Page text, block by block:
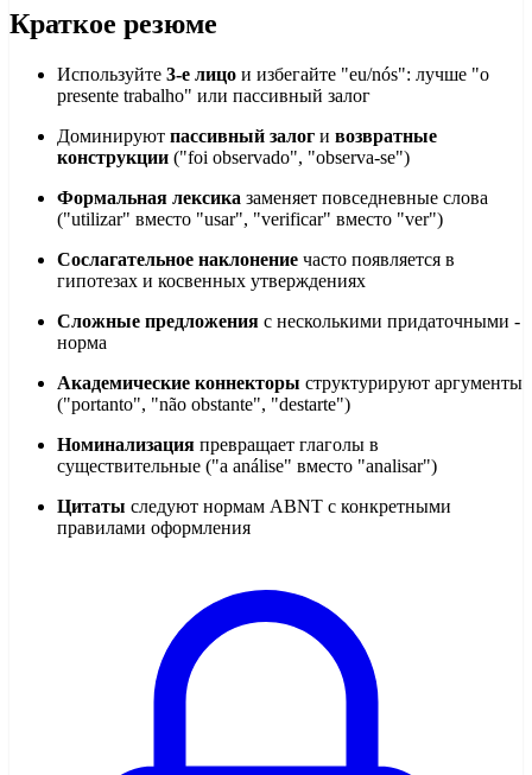
Краткое резюме
Используйте 3-е лицо и избегайте "eu/nós": лучше "o
presente trabalho" или пассивный залог
Доминируют пассивный залог и возвратные
конструкции ("foi observado", "observa-se")
Формальная лексика заменяет повседневные слова
("utilizar" вместо "usar", "verificar" вместо "ver")
Сослагательное наклонение часто появляется в
гипотезах и косвенных утверждениях
Сложные предложения с несколькими придаточными -
норма
Академические коннекторы структурируют аргументы
("portanto", "não obstante", "destarte")
Номинализация превращает глаголы в
существительные ("a análise" вместо "analisar")
Цитаты следуют нормам ABNT с конкретными
правилами оформления